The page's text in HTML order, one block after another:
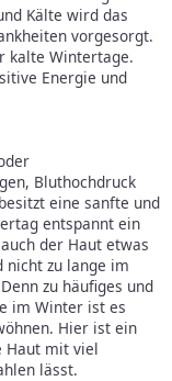
Kälte wird das
vorgesorgt.
kalte Wintertage.
Energie und
Bluthochdruck
eine sanfte und
entspannt ein
der Haut etwas
nicht zu lange im
zu häufiges und
im Winter ist es
Hier ist ein
Haut mit viel
lässt.